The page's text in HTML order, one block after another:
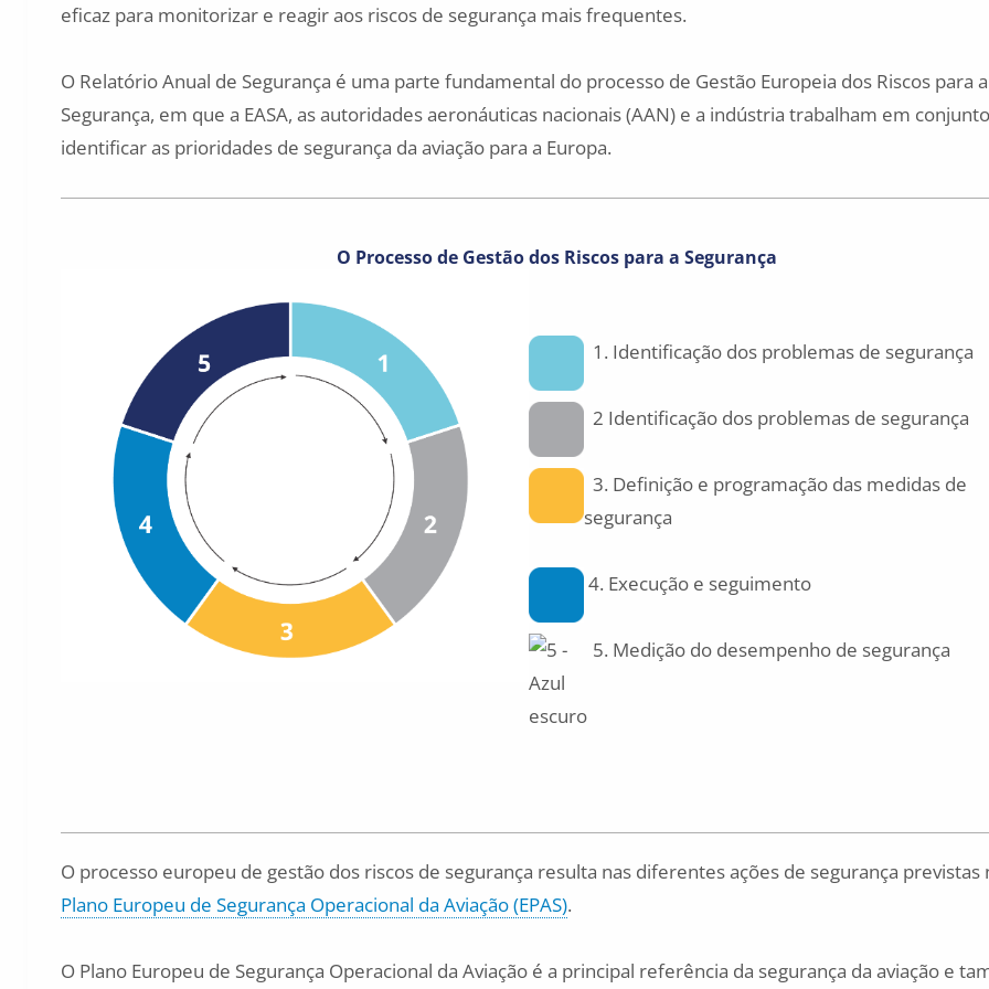
eficaz para monitorizar e reagir aos riscos de segurança mais frequentes.
O Relatório Anual de Segurança é uma parte fundamental do processo de Gestão Europeia dos Riscos para a
Segurança, em que a EASA, as autoridades aeronáuticas nacionais (AAN) e a indústria trabalham em
identificar as prioridades de segurança da aviação para a Europa.
O Processo de Gestão dos Riscos para a Segurança
1. Identificação dos problemas de segurança
2 Identificação dos problemas de segurança
3. Definição e programação das medidas de
segurança
4. Execução e seguimento
5. Medição do desempenho de segurança
O processo europeu de gestão dos riscos de segurança resulta nas diferentes ações de segurança previstas
Plano Europeu de Segurança Operacional da Aviação (EPAS).
O Plano Europeu de Segurança Operacional da Aviação é a principal referência da segurança da aviação e